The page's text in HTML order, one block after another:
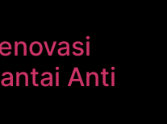
Anti